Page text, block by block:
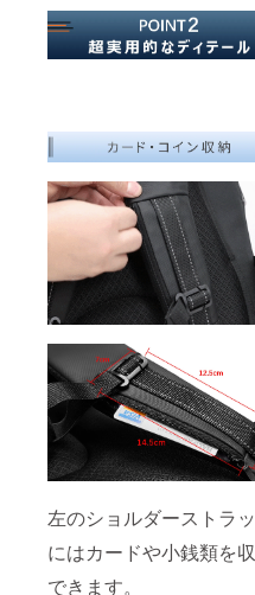
左のショルダーストラ
にはカードや小銭類を
できます。